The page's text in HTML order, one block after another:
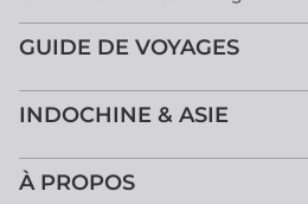
GUIDE DE VOYAGES
INDOCHINE & ASIE
À PROPOS